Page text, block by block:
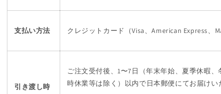
支払い方法 クレジットカード（Visa、American Express、
引き渡し時
ご注文受付後、1〜7日（年末年始、夏季休暇、
時休業等は除く）以内で日本郵便にてお届けい